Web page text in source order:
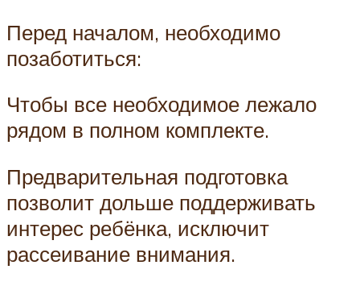
Перед началом, необходимо
позаботиться:
Чтобы все необходимое лежало
рядом в полном комплекте.
Предварительная подготовка
позволит дольше поддерживать
интерес ребёнка, исключит
рассеивание внимания.